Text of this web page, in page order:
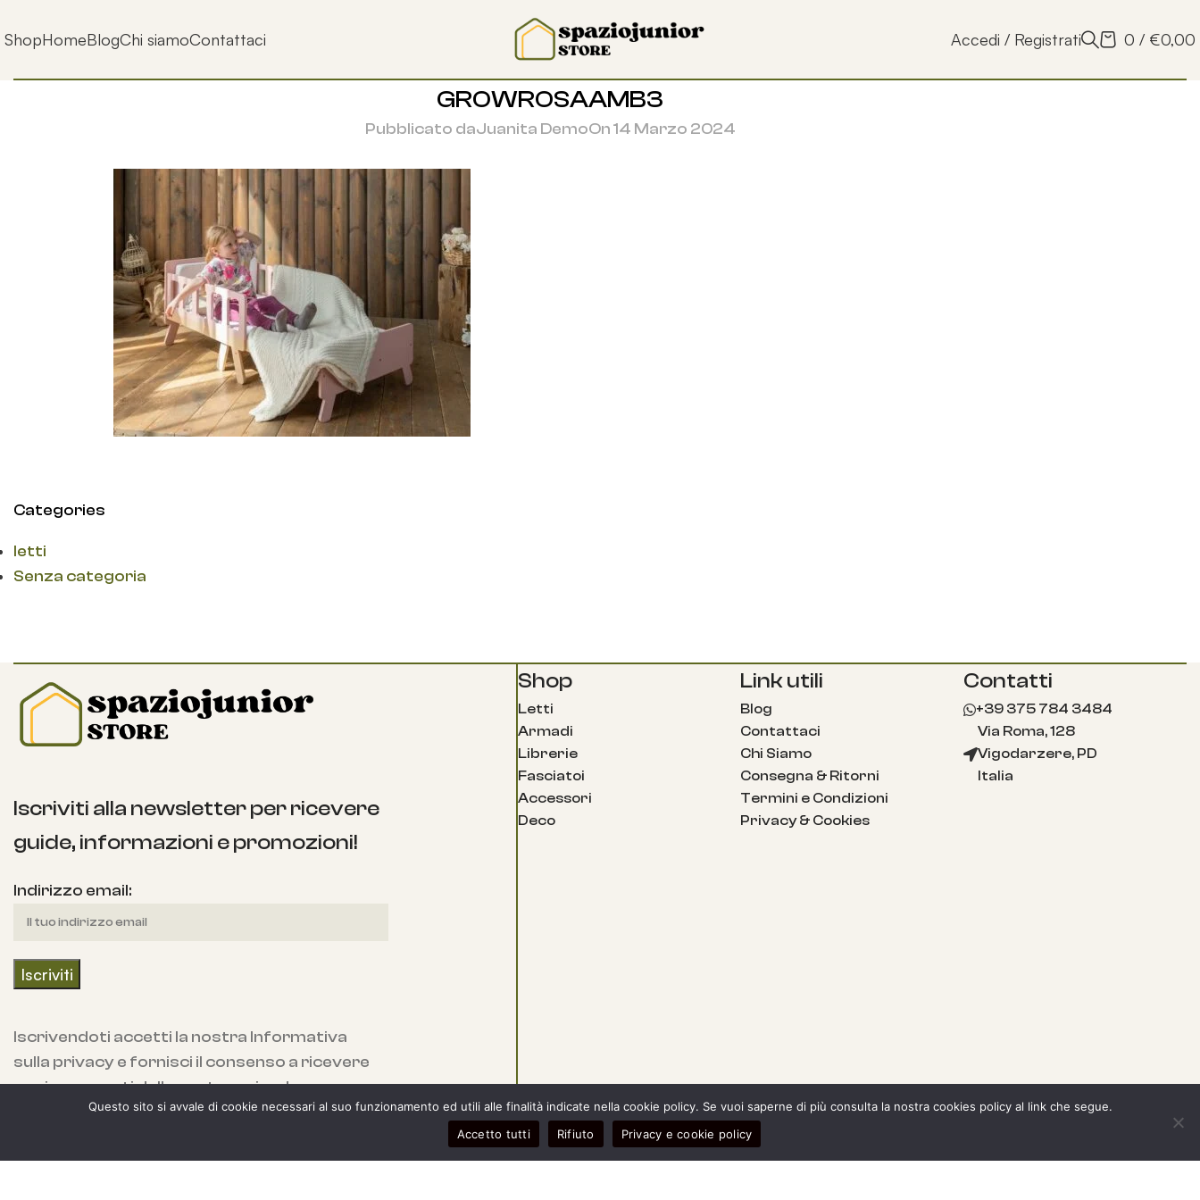
ShopHomeBlogChi siamoContattaci Accedi / Registrati 0 / €0,00
GROWROSAAMB3
Pubblicato daJuanita DemoOn 14 Marzo 2024
Categories
letti
Senza categoria
Iscriviti alla newsletter per ricevere
guide, informazioni e promozioni!
Indirizzo email:
Iscrivendoti accetti la nostra Informativa
sulla privacy e fornisci il consenso a ricevere
aggiornamenti dalla nostra azienda.
Shop
Letti
Armadi
Librerie
Fasciatoi
Accessori
Deco
Link utili
Blog
Contattaci
Chi Siamo
Consegna & Ritorni
Termini e Condizioni
Privacy & Cookies
Contatti
+39 375 784 3484
Via Roma, 128
Vigodarzere, PD
Italia
Questo sito si avvale di cookie necessari al suo funzionamento ed utili alle finalità indicate nella cookie policy. Se vuoi saperne di più consulta la nostra cookies policy al link che segue.
Accetto tutti
Rifiuto Privacy e cookie policy